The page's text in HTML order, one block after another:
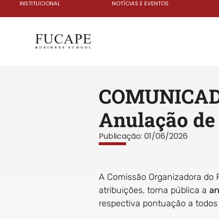
INSTITUCIONAL NOTÍCIAS E EVENTOS
Anulação
Publicação: 01/06/2026
A Comissão Organizadora
atribuições, torna pública a
respectiva pontuação a todos